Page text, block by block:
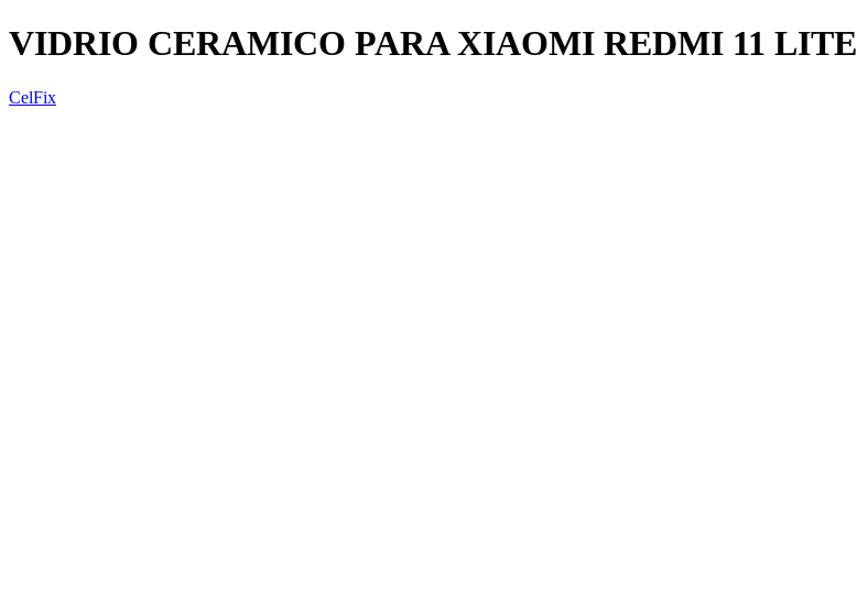
VIDRIO CERAMICO PARA XIAOMI REDMI 11 LITE
CelFix